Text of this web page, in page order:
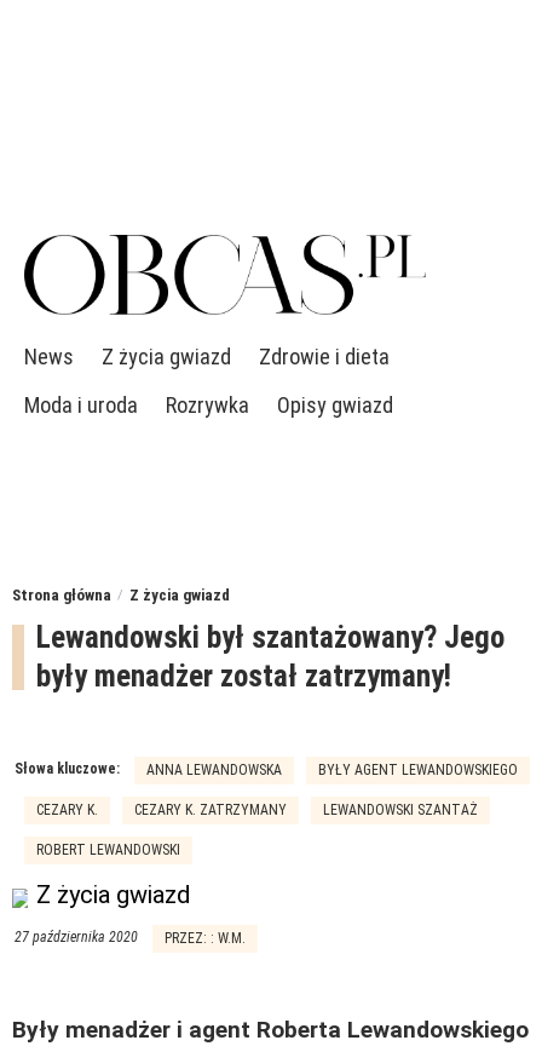
News Z życia gwiazd
Zdrowie i dieta
Moda i uroda
Rozrywka Opisy gwiazd
Strona główna Z życia gwiazd
Lewandowski był szantażowany? Jego
były menadżer został zatrzymany!
Słowa kluczowe: ANNA LEWANDOWSKA BYŁY AGENT LEWANDOWSKIEGO
CEZARY K. CEZARY K. ZATRZYMANY LEWANDOWSKI SZANTAŻ
ROBERT LEWANDOWSKI
Z życia gwiazd
27 października 2020 PRZEZ: : W.M.
Były menadżer i agent Roberta Lewandowskiego